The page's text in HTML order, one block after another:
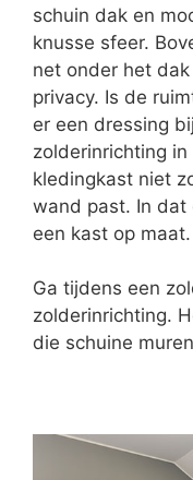
schuin dak en
knusse sfeer.
net onder het
privacy. Is de
er een dressing
zolderinrichting
kledingkast niet
wand past. In
een kast op maat.
Ga tijdens een
zolderinrichting.
die schuine